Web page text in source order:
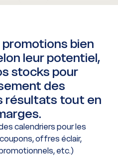
bien
leur potentiel,
stocks pour
des
résultats tout en
calendriers pour les
offres éclair,
etc.)